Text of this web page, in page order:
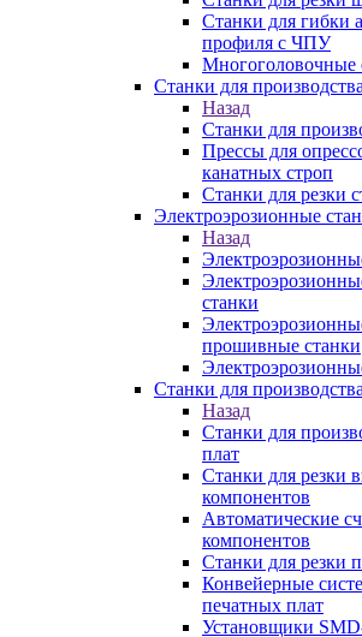
Станки для гибки
профиля с ЧПУ
Многоголовочные
Станки для
Назад
Станки для
Прессы для
канатных строп
Станки для резки
Электроэрозионные
Назад
станки
прошивные станки
Станки для
Назад
Станки для
плат
Станки для резки
компонентов
Автоматические
компонентов
Станки для резки
Конвейерные
печатных плат
Установщики